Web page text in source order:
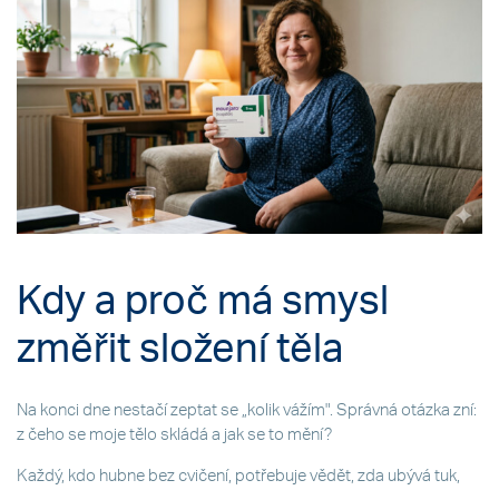
Kdy a proč má smysl
změřit složení těla
Na konci dne nestačí zeptat se „kolik vážím". Správná otázka zní:
z čeho se moje tělo skládá a jak se to mění?
Každý, kdo hubne bez cvičení, potřebuje vědět, zda ubývá tuk,